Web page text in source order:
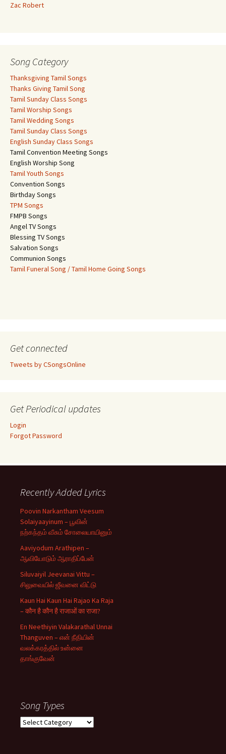
Zac Robert
Song Category
Thanksgiving Tamil Songs
Thanks Giving Tamil Song
Tamil Sunday Class Songs
Tamil Worship Songs
Tamil Wedding Songs
Tamil Sunday Class Songs
English Sunday Class Songs
Tamil Convention Meeting Songs
English Worship Song
Tamil Youth Songs
Convention Songs
Birthday Songs
TPM Songs
FMPB Songs
Angel TV Songs
Blessing TV Songs
Salvation Songs
Communion Songs
Tamil Funeral Song / Tamil Home Going Songs
Get connected
Tweets by CSongsOnline
Get Periodical updates
Login
Forgot Password
Recently Added Lyrics
Poovin Narkantham Veesum
Solaiyaayinum – பூவின்
நற்கந்தம் வீசும் சோலையாயினும்
Aaviyodum Arathipen –
ஆவியோடும் ஆராதிப்பேன்
Siluvaiyil Jeevanai Vittu –
சிலுவையில் ஜீவனை விட்டு
Kaun Hai Kaun Hai Rajao Ka Raja
– कौन है कौन है राजाओं का राजा?
En Neethiyin Valakarathal Unnai
Thanguven – என் நீதியின்
வலக்கரத்தில் உன்னை
தாங்குவேன்
Song Types
Song